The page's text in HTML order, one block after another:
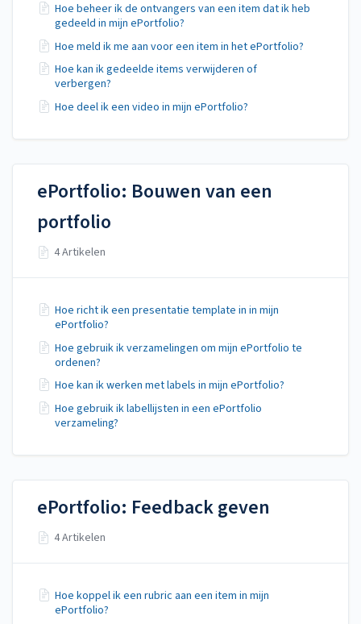
Hoe beheer ik de ontvangers van een item dat ik heb
gedeeld in mijn ePortfolio?
Hoe meld ik me aan voor een item in het ePortfolio?
Hoe kan ik gedeelde items verwijderen of
verbergen?
Hoe deel ik een video in mijn ePortfolio?
ePortfolio: Bouwen van een
portfolio
4 Artikelen
Hoe richt ik een presentatie template in in mijn
ePortfolio?
Hoe gebruik ik verzamelingen om mijn ePortfolio te
ordenen?
Hoe kan ik werken met labels in mijn ePortfolio?
Hoe gebruik ik labellijsten in een ePortfolio
verzameling?
ePortfolio: Feedback geven
4 Artikelen
Hoe koppel ik een rubric aan een item in mijn
ePortfolio?